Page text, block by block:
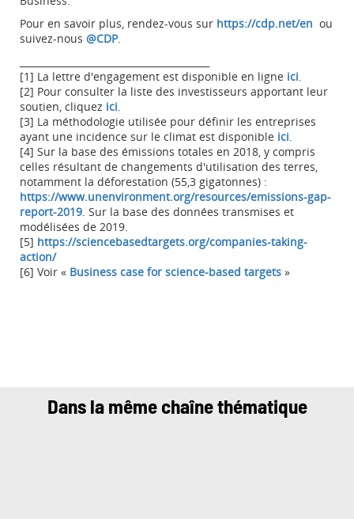
Pour en savoir plus, rendez-vous sur https://cdp.net/en ou
suivez-nous @CDP.
[1] La lettre d'engagement est disponible en ligne ici.
[2] Pour consulter la liste des investisseurs apportant leur
soutien, cliquez ici.
[3] La méthodologie utilisée pour définir les entreprises
ayant une incidence sur le climat est disponible ici.
[4] Sur la base des émissions totales en 2018, y compris
celles résultant de changements d'utilisation des terres,
notamment la déforestation (55,3 gigatonnes) :
https://www.unenvironment.org/resources/emissions-gap-
report-2019. Sur la base des données transmises et
modélisées de 2019.
[5] https://sciencebasedtargets.org/companies-taking-
action/
[6] Voir « Business case for science-based targets »
Dans la même chaîne thématique